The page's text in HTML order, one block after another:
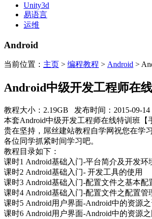
Unity3d
易语言
运维
Android
当前位置： 主页 > 编程教程 > Android >
Android中级开发工程师在
教程大小：2.19GB 发布时间：2015-09-
本套Android中级开发工程师在线特训班
贵在坚持，屌丝建站教程自学网祝您在学
各位同学抓紧时间学习吧。
教程目录如下：
课时1 Android基础入门-平台简介及开发环
课时2 Android基础入门- 开发工具的使用
课时3 Android基础入门-配置文件之基本配
课时4 Android基础入门-配置文件之配置管
课时5 Android用户界面-Android中的资源
课时6 Android用户界面-Android中的资源